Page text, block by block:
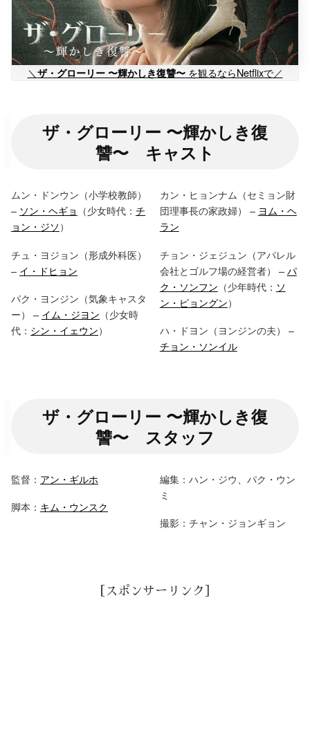
＼ザ・グローリー 〜輝かしき復讐〜を観るならNetflixで／
ザ・グローリー 〜輝かしき復
讐〜 キャスト
ムン・ドンウン（小学校教師）
– ソン・ヘギョ （少女時代： チ
ョン・ジソ）
チュ・ヨジョン（形成外科医）
– イ・ドヒョン
パク・ヨンジン（気象キャスタ
ー） – イム・ジヨン （少女時
代： シン・イェウン）
カン・ヒョンナム（セミョン財
団理事長の家政婦） – ヨム・ヘ
ラン
チョン・ジェジュン（アパレル
会社とゴルフ場の経営者） –パ
ク・ソンフン （少年時代： ソ
ン・ピョングン）
ハ・ドヨン（ヨンジンの夫） –
チョン・ソンイル
ザ・グローリー 〜輝かしき復
讐〜 スタッフ
監督： アン・ギルホ
脚本： キム・ウンスク
編集：ハン・ジウ、パク・ウン
ミ
撮影：チャン・ジョンギョン
［スポンサーリンク］